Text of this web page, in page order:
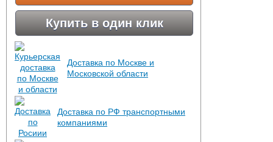
Купить в один клик
Доставка по Москве и
Московской области
Доставка по РФ транспортными
компаниями